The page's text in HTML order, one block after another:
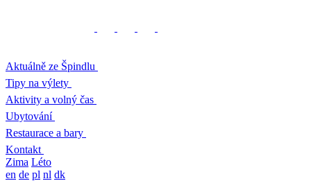
Aktuálně ze Špindlu
Tipy na výlety
Aktivity a volný čas
Ubytování
Restaurace a bary
Kontakt
Zima Léto
en de pl nl dk